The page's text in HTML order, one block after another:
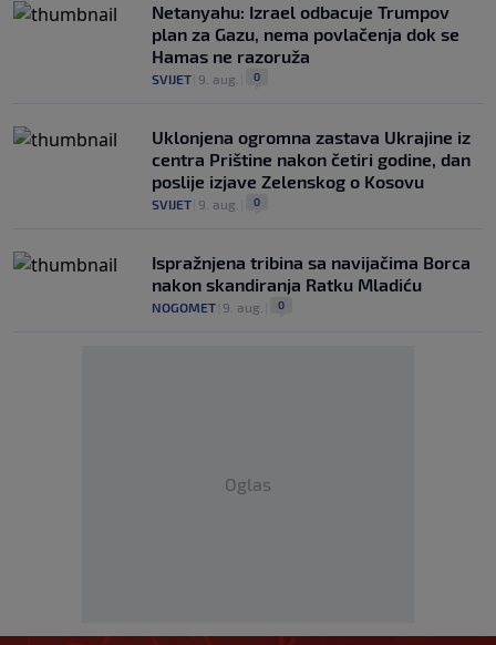
Netanyahu: Izrael odbacuje Trumpov
plan za Gazu, nema povlačenja dok se
Hamas ne razoruža
SVIJET 9. aug. 0
Uklonjena ogromna zastava Ukrajine iz
centra Prištine nakon četiri godine, dan
poslije izjave Zelenskog o Kosovu
SVIJET 9. aug. 0
Ispražnjena tribina sa navijačima Borca
nakon skandiranja Ratku Mladiću
NOGOMET 9. aug. 0
Oglas